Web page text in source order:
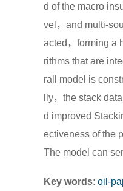
d of the macro
vel，and multi-
acted，forming a
rithms that are
rall model is
lly，the stack
d improved
ectiveness of the
The model can
Key words: oil-